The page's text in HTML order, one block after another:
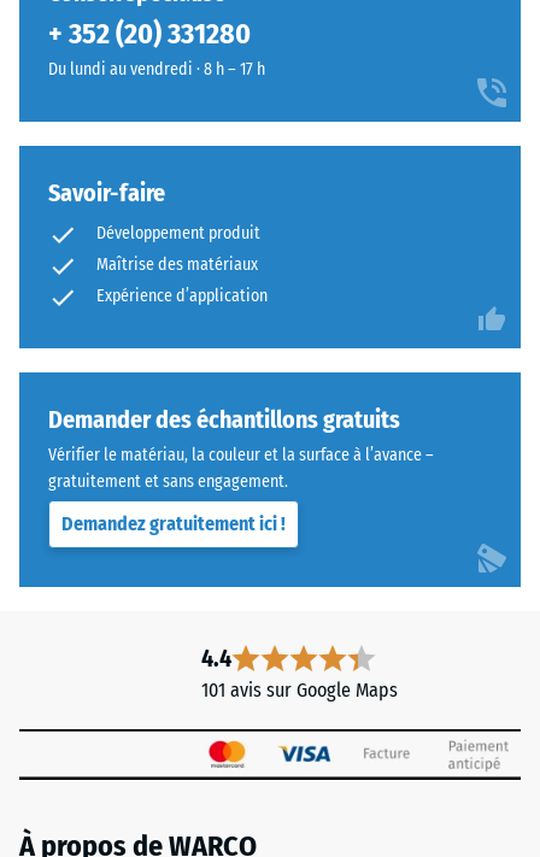
encore
sélectionné
comparaison.
+ 352 (20) 331280
Du lundi au vendredi · 8 h – 17 h
Savoir-faire
Développement produit
Maîtrise des matériaux
Expérience d’application
Demander des échantillons gratuits
Vérifier le matériau, la couleur et la surface à l’avance –
gratuitement et sans engagement.
Demandez gratuitement ici !
4.4
101 avis sur Google Maps
À propos de WARCO